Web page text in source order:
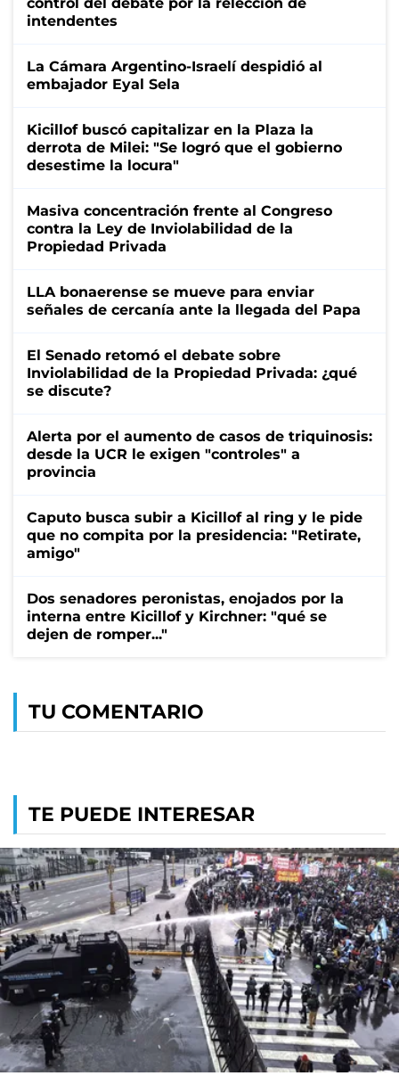
intendentes
La Cámara Argentino-Israelí despidió al
embajador Eyal Sela
Kicillof buscó capitalizar en la Plaza la
derrota de Milei: "Se logró que el gobierno
desestime la locura"
Masiva concentración frente al Congreso
contra la Ley de Inviolabilidad de la
Propiedad Privada
LLA bonaerense se mueve para enviar
señales de cercanía ante la llegada del Papa
El Senado retomó el debate sobre
Inviolabilidad de la Propiedad Privada: ¿qué
se discute?
Alerta por el aumento de casos de triquinosis:
desde la UCR le exigen "controles" a
provincia
Caputo busca subir a Kicillof al ring y le pide
que no compita por la presidencia: "Retirate,
amigo"
Dos senadores peronistas, enojados por la
interna entre Kicillof y Kirchner: "qué se
dejen de romper..."
TU COMENTARIO
TE PUEDE INTERESAR